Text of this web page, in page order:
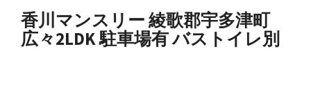
香川マンスリー 綾歌郡宇多津町
広々2LDK 駐車場有 バストイレ別